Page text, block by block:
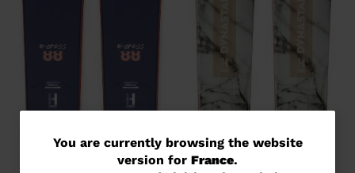
You
You are currently browsing the website
version for France.